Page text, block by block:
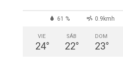
61 % 0.9kmh
VIE
24°
SÁB
22°
DOM
23°